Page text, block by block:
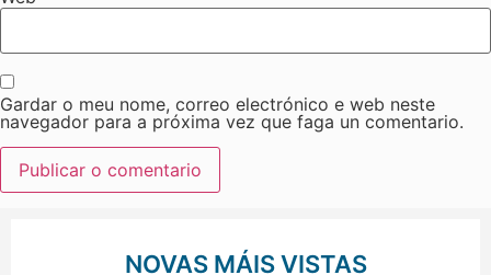
Gardar o meu nome, correo electrónico e web neste
navegador para a próxima vez que faga un comentario.
NOVAS MÁIS VISTAS